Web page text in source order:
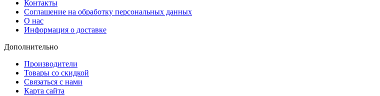
Контакты
Соглашение на обработку персональных данных
О нас
Информация о доставке
Дополнительно
Производители
Товары со скидкой
Связаться с нами
Карта сайта